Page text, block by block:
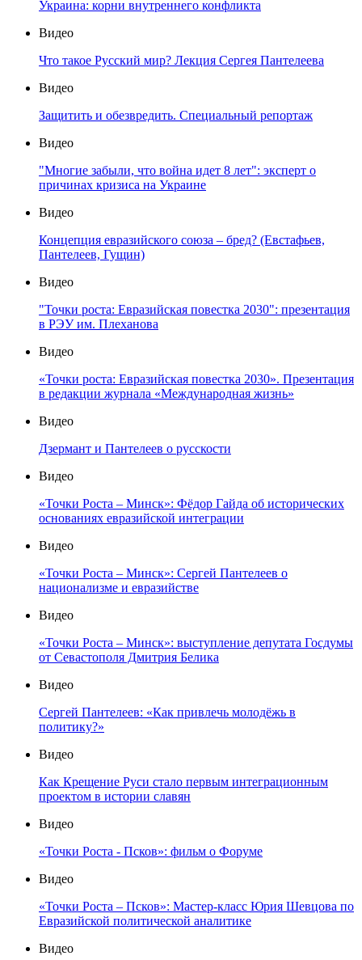
Украина: корни внутреннего конфликта
Видео
Что такое Русский мир? Лекция Сергея Пантелеева
Видео
Защитить и обезвредить. Специальный репортаж
Видео
"Многие забыли, что война идет 8 лет": эксперт о
причинах кризиса на Украине
Видео
Концепция евразийского союза – бред? (Евстафьев,
Пантелеев, Гущин)
Видео
"Точки роста: Евразийская повестка 2030": презентация
в РЭУ им. Плеханова
Видео
«Точки роста: Евразийская повестка 2030». Презентация
в редакции журнала «Международная жизнь»
Видео
Дзермант и Пантелеев о русскости
Видео
«Точки Роста – Минск»: Фёдор Гайда об исторических
основаниях евразийской интеграции
Видео
«Точки Роста – Минск»: Сергей Пантелеев о
национализме и евразийстве
Видео
«Точки Роста – Минск»: выступление депутата Госдумы
от Севастополя Дмитрия Белика
Видео
Сергей Пантелеев: «Как привлечь молодёжь в
политику?»
Видео
Как Крещение Руси стало первым интеграционным
проектом в истории славян
Видео
«Точки Роста - Псков»: фильм о Форуме
Видео
«Точки Роста – Псков»: Мастер-класс Юрия Шевцова по
Евразийской политической аналитике
Видео